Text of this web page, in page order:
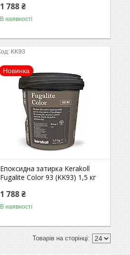
1 788 ₴
В наявності
KK93
Новинка
Епоксидна затирка Kerakoll
Fugalite Color 93 (KK93) 1,5 кг
1 788 ₴
В наявності